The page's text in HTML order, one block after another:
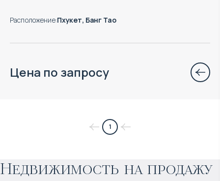
Расположение:Пхукет, Банг Тао
Цена по запросу
1
Недвижимость на продажу
4% годовых